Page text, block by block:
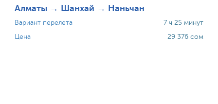
Алматы → Шанхай → Наньчан
Вариант перелета
Цена
7 ч 25 минут
29 376 сом